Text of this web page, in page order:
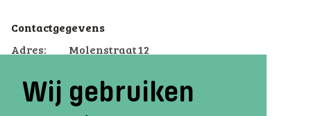
Wij gebruiken
Contactgegevens
Adres:
Molenstraat 12
Telefoon:
0594-505800
oldekerk.voterra@terra.nl